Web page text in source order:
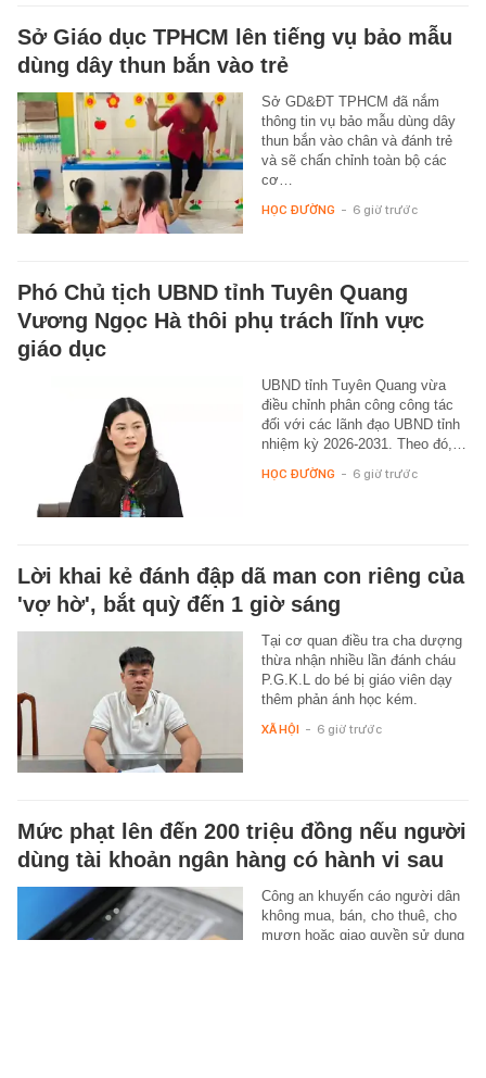
Sở Giáo dục TPHCM lên tiếng vụ bảo mẫu
dùng dây thun bắn vào trẻ
Sở GD&ĐT TPHCM đã nắm
thông tin vụ bảo mẫu dùng dây
thun bắn vào chân và đánh trẻ
và sẽ chấn chỉnh toàn bộ các
cơ…
HỌC ĐƯỜNG - 6 giờ trước
Phó Chủ tịch UBND tỉnh Tuyên Quang
Vương Ngọc Hà thôi phụ trách lĩnh vực
giáo dục
UBND tỉnh Tuyên Quang vừa
điều chỉnh phân công công tác
đối với các lãnh đạo UBND tỉnh
nhiệm kỳ 2026-2031. Theo đó,…
HỌC ĐƯỜNG - 6 giờ trước
Lời khai kẻ đánh đập dã man con riêng của
'vợ hờ', bắt quỳ đến 1 giờ sáng
Tại cơ quan điều tra cha dượng
thừa nhận nhiều lần đánh cháu
P.G.K.L do bé bị giáo viên dạy
thêm phản ánh học kém.
XÃ HỘI - 6 giờ trước
Mức phạt lên đến 200 triệu đồng nếu người
dùng tài khoản ngân hàng có hành vi sau
Công an khuyến cáo người dân
không mua, bán, cho thuê, cho
mượn hoặc giao quyền sử dụng